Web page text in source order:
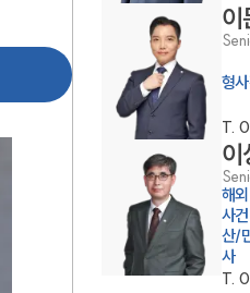
그룹소개
그룹소개
대륜의 강점
오시는 길
글로벌 파트너
고객의 소리
통합검색
이
형
T.
이
해
사
산/
사
T.